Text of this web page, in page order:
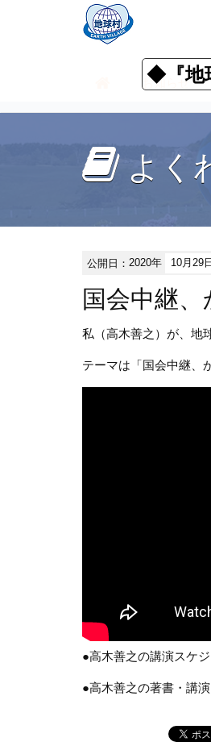
◆『地
お知らせ
よく
公開日：2020年 10月29日
国会中継
私（高木善之）が、地
テーマは「国会中継、
●高木善之の講演スケ
●高木善之の著書・講